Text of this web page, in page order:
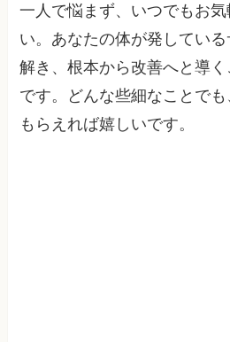
一人で悩まず、いつでもお
い。あなたの体が発してい
解き、根本から改善へと導
です。どんな些細なことで
もらえれば嬉しいです。